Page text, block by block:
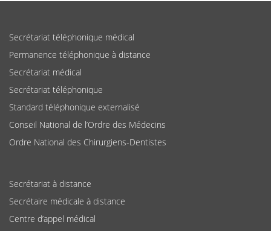
Secrétariat téléphonique médical
Permanence téléphonique à distance
Secrétariat médical
Secrétariat téléphonique
Standard téléphonique externalisé
Conseil National de l’Ordre des Médecins
Ordre National des Chirurgiens-Dentistes
Secrétariat à distance
Secrétaire médicale à distance
Centre d’appel médical